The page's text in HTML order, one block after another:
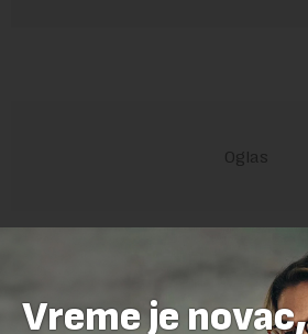
Vreme je novac,